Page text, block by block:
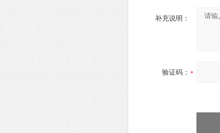
补充说明：
验证码：